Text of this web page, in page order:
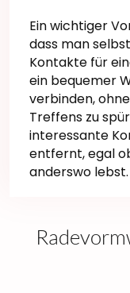
Ein wichtiger
dass man
Kontakte für
ein bequemer
verbinden,
Treffens zu
interessante
entfernt, egal
anderswo lebst.